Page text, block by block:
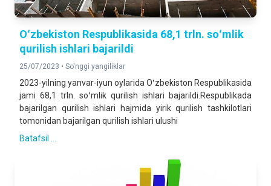
Oʻzbekiston Respublikasida 68,1 trln. soʻmlik
qurilish ishlari bajarildi
25/07/2023 • So'nggi yangiliklar
2023-yilning yanvar-iyun oylarida Oʻzbekiston Respublikasida
jami 68,1 trln. soʻmlik qurilish ishlari bajarildi.Respublikada
bajarilgan qurilish ishlari hajmida yirik qurilish tashkilotlari
tomonidan bajarilgan qurilish ishlari ulushi
Batafsil ...